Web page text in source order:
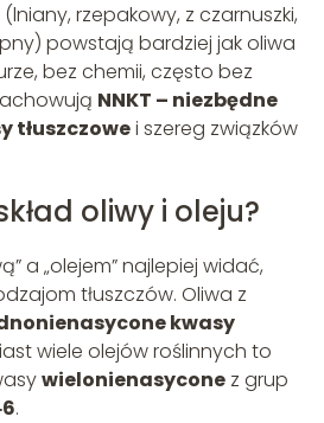
(lniany, rzepakowy, z czarnuszki,
powstają bardziej jak oliwa
bez chemii, często bez
NNKT – niezbędne
tłuszczowei szereg związków
oliwy i oleju?
a „olejem” najlepiej widać,
tłuszczów. Oliwa z
kwasy
wiele olejów roślinnych to
wielonienasyconez grup
.